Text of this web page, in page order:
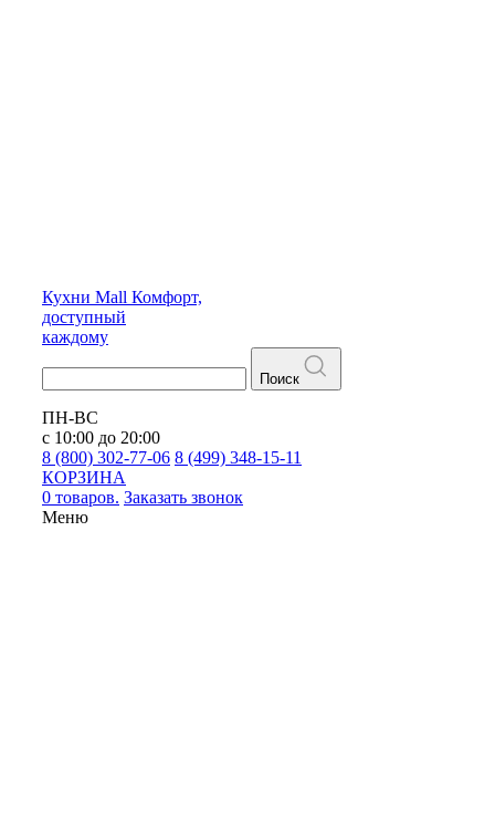
Кухни Mall Комфорт,
доступный
каждому
Поиск
ПН-ВС
с 10:00 до 20:00
8 (800) 302-77-06 8 (499) 348-15-11
КОРЗИНА
0 товаров. Заказать звонок
Меню